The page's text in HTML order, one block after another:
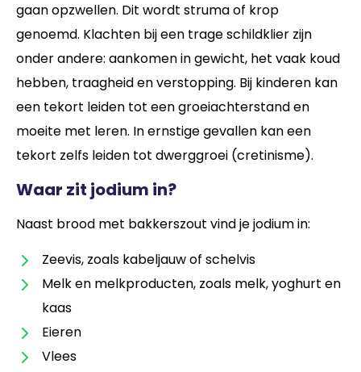
gaan opzwellen. Dit wordt struma of krop
genoemd. Klachten bij een trage schildklier zijn
onder andere: aankomen in gewicht, het vaak koud
hebben, traagheid en verstopping. Bij kinderen kan
een tekort leiden tot een groeiachterstand en
moeite met leren. In ernstige gevallen kan een
tekort zelfs leiden tot dwerggroei (cretinisme).
Waar zit jodium in?
Naast brood met bakkerszout vind je jodium in:
Zeevis, zoals kabeljauw of schelvis
Melk en melkproducten, zoals melk, yoghurt en
kaas
Eieren
Vlees